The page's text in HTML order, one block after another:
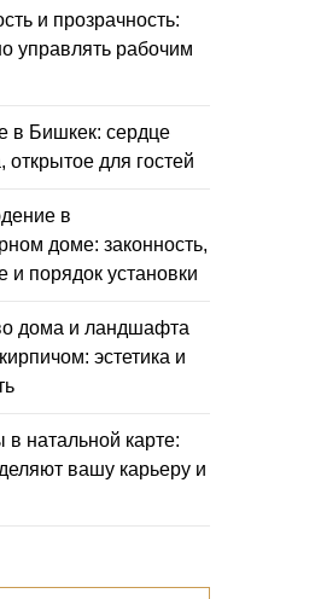
и прозрачность:
управлять рабочим
в Бишкек: сердце
открытое для гостей
в
доме: законность,
и порядок установки
дома и ландшафта
эстетика и
натальной карте:
вашу карьеру и